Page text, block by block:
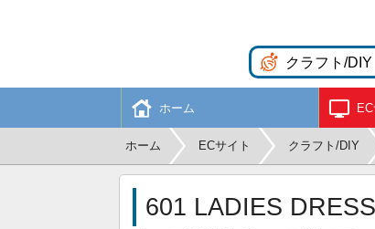
ホーム
ホーム ECサイト クラフト/DIY
601 LADIES